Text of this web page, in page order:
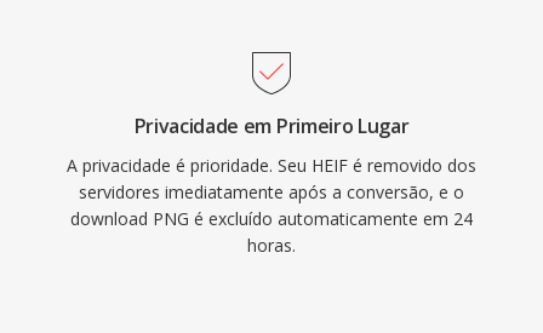
Privacidade em Primeiro Lugar
A privacidade é prioridade. Seu HEIF é removido dos
servidores imediatamente após a conversão, e o
download PNG é excluído automaticamente em 24
horas.